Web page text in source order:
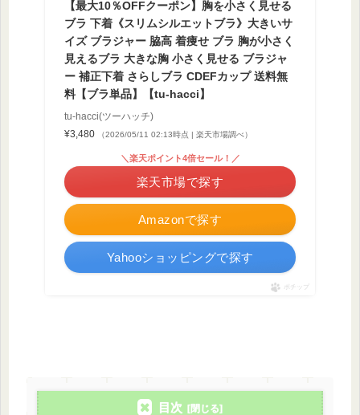
【最大10％OFFクーポン】胸を小さく見せる
ブラ 下着《スリムシルエットブラ》大きいサ
イズ ブラジャー 脇高 着痩せ ブラ 胸が小さく
見えるブラ 大きな胸 小さく見せる ブラジャ
ー 補正下着 さらしブラ CDEFカップ 送料無
料【ブラ単品】【tu-hacci】
tu-hacci(ツーハッチ)
¥3,480
（2026/05/11 02:13時点 | 楽天市場調べ）
Amazonで探す
＼楽天ポイント4倍セール！／
楽天市場で探す
Yahooショッピングで探す
ポチップ
目次